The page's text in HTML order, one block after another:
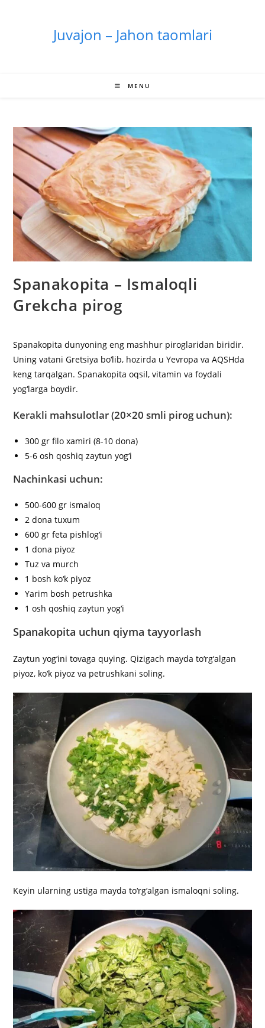
Juvajon – Jahon taomlari
MENU
Spanakopita – Ismaloqli
Grekcha pirog
Spanakopita dunyoning eng mashhur piroglaridan biridir.
Uning vatani Gretsiya bo‘lib, hozirda u Yevropa va AQSHda
keng tarqalgan. Spanakopita oqsil, vitamin va foydali
yog‘larga boydir.
Kerakli mahsulotlar (20×20 smli pirog uchun):
300 gr filo xamiri (8-10 dona)
5-6 osh qoshiq zaytun yog‘i
Nachinkasi uchun:
500-600 gr ismaloq
2 dona tuxum
600 gr feta pishlog‘i
1 dona piyoz
Tuz va murch
1 bosh ko‘k piyoz
Yarim bosh petrushka
1 osh qoshiq zaytun yog‘i
Spanakopita uchun qiyma tayyorlash
Zaytun yog‘ini tovaga quying. Qizigach mayda to‘rg‘algan
piyoz, ko‘k piyoz va petrushkani soling.
Keyin ularning ustiga mayda to‘rg‘algan ismaloqni soling.